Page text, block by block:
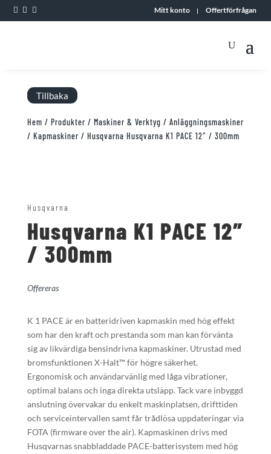
   Mitt konto Offertförfrågan
Tillbaka
Hem / Produkter / Maskiner & Verktyg / Anläggningsmaskiner
/ Kapmaskiner / Husqvarna Husqvarna K1 PACE 12″ / 300mm
Husqvarna
Husqvarna K1 PACE 12″
/ 300mm
Offereras
K 1 PACE är en batteridriven kapmaskin med hög effekt
som har den kraft och prestanda som man kan förvänta
sig av likvärdiga bensindrivna kapmaskiner. Utrustad med
bromsfunktionen X-Halt™ för högre säkerhet.
Ergonomisk och användarvänlig med låga vibrationer,
optimal balans och inga direkta utsläpp. Tack vare inbyggd
anslutning övervakar du enkelt maskinplatsen, drifttiden
och serviceintervallen samt får trådlösa uppdateringar via
FOTA (firmware over the air). Kapmaskinen drivs med
Husqvarnas snabbladdade PACE-batterisystem med hög